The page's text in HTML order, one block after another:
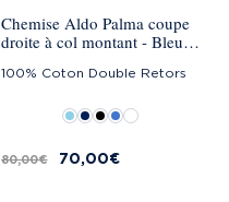
Chemise Aldo Palma coupe
droite à col montant - Bleu
100% Coton Double Retors
80,00 € 70,00 €